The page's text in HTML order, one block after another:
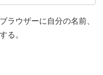
ラウザーに自分の名前、
る。